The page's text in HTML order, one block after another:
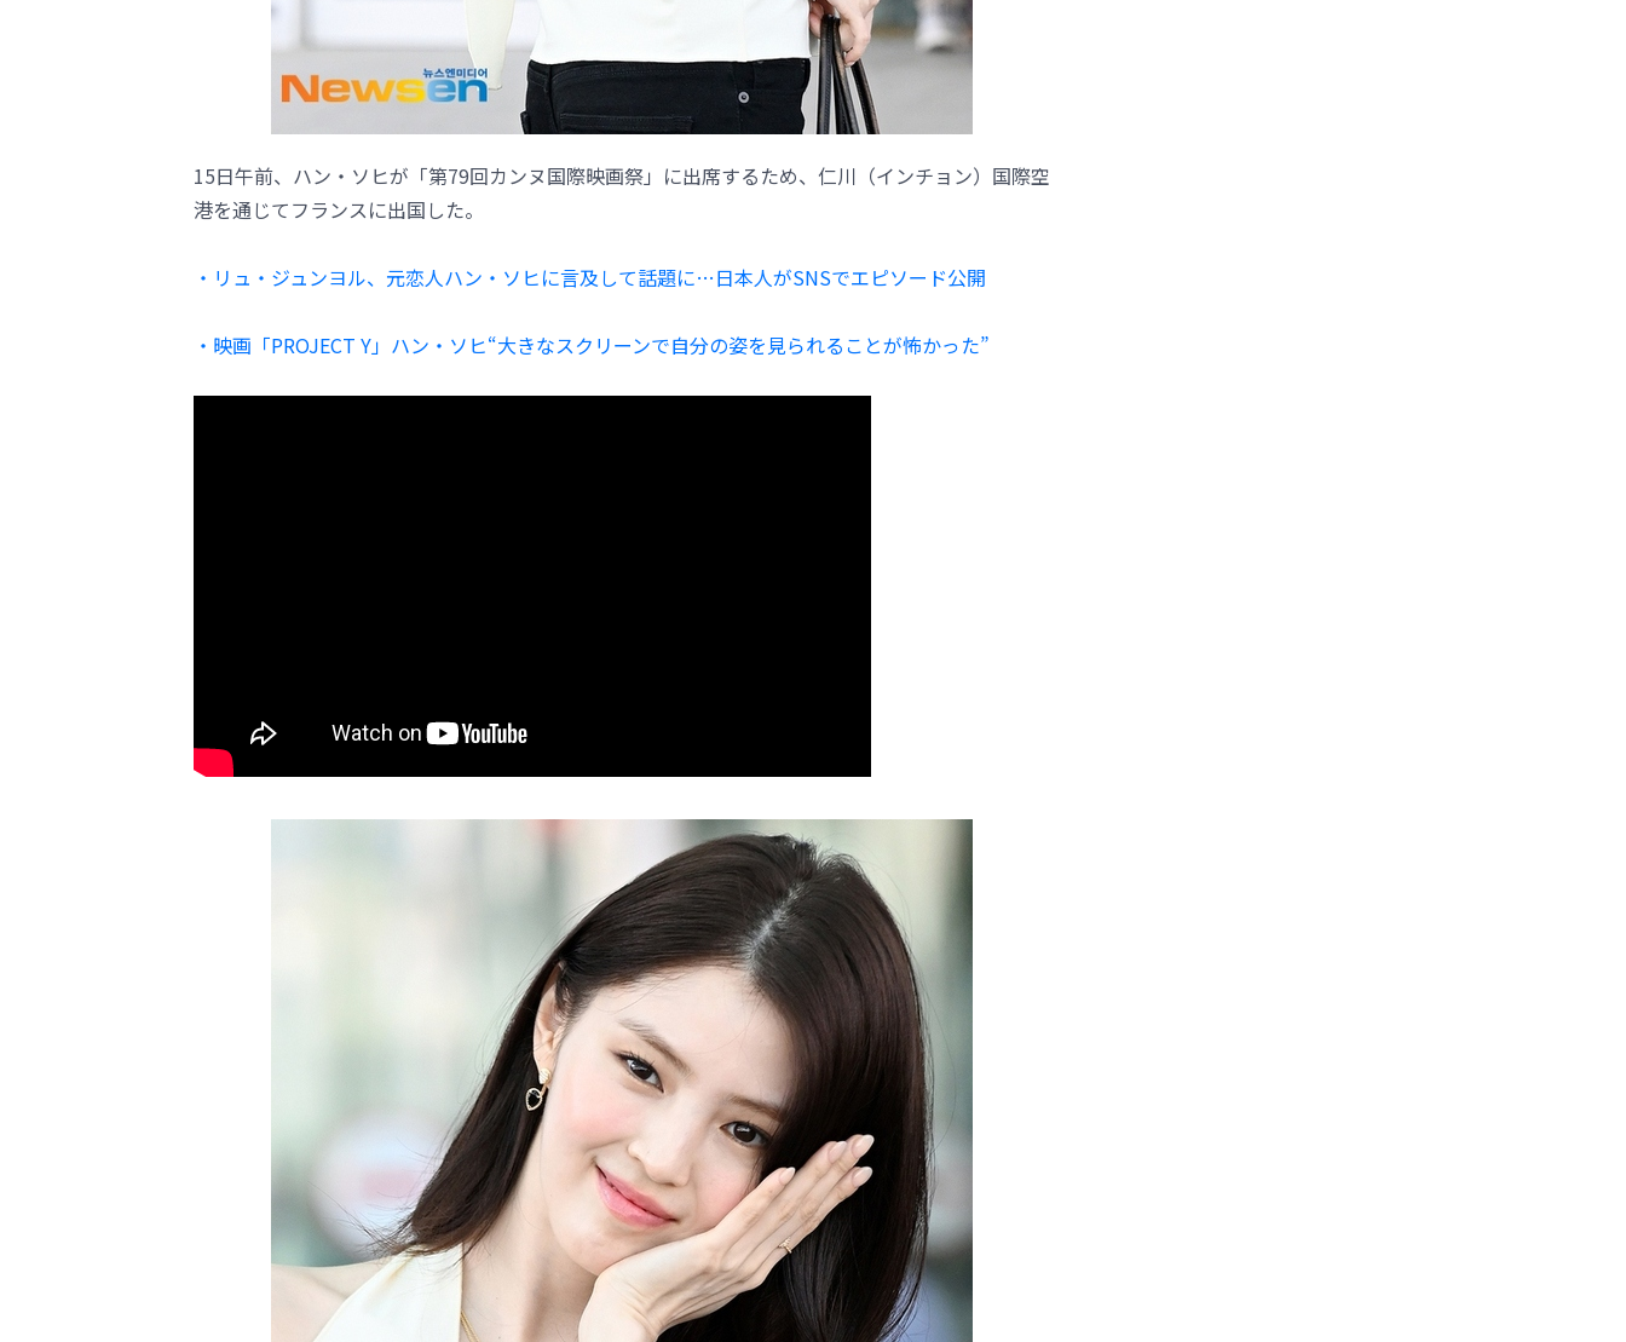
15日午前、ハン・ソヒが「第79回カンヌ国際映画祭」に出席するため、仁川（インチョン）国際空
港を通じてフランスに出国した。
・リュ・ジュンヨル、元恋人ハン・ソヒに言及して話題に…日本人がSNSでエピソード公開
・映画「PROJECT Y」ハン・ソヒ“大きなスクリーンで自分の姿を見られることが怖かった”